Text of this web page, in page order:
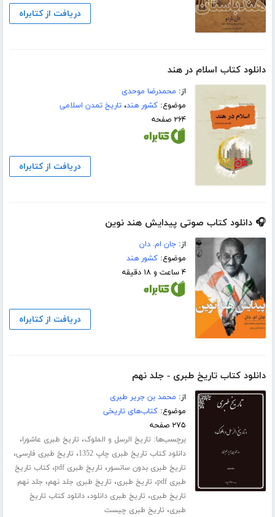
دریافت از کتابراه
دانلود کتاب اسلام در هند
از: محمدرضا موحدی
موضوع:کشور هند،تاریخ تمدن اسلامی
۲۶۴ صفحه
دریافت از کتابراه
🎧 دانلود کتاب صوتی پیدایش هند نوین
از:جان ام. دان
موضوع:کشور هند
۴ ساعت و ۱۸ دقیقه
دریافت از کتابراه
دانلود کتاب تاریخ طبری - جلد نهم
از: محمد بن جریر طبری
موضوع:کتاب‌های تاریخی
۲۷۵ صفحه
برچسب‌ها: تاریخ الرسل و الملوک، تاریخ طبری عاشورا،
دانلود کتاب تاریخ طبری چاپ 1352 ، تاریخ طبری فارسی،
تاریخ طبری بدون سانسور، تاریخ طبری pdf ،کتاب تاریخ
طبری pdf
، تاریخ طبری، تاریخ طبری جلد نهم، جلد نهم
تاریخ طبری، تاریخ طبری دانلود،دانلود کتاب تاریخ
طبری، تاریخ طبری چیست